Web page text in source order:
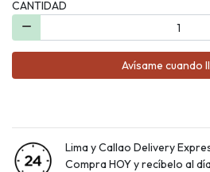
CANTIDAD
Avísame cuando
Lima y Callao Delivery
Compra HOY y recíbelo al